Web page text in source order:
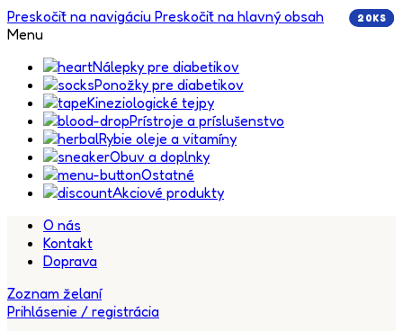
Preskočiť na navigáciu Preskočiť na hlavný obsah
Menu
Nálepky pre diabetikov
Ponožky pre diabetikov
Kineziologické tejpy
Prístroje a príslušenstvo
Rybie oleje a vitamíny
Obuv a doplnky
Ostatné
Akciové produkty
O nás
Kontakt
Doprava
Zoznam želaní
Prihlásenie / registrácia
5KS
5KS
5KS
20KS